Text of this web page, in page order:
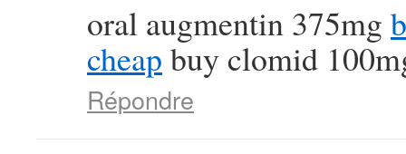
oral augmentin 375mg
cheap buy clomid
Répondre